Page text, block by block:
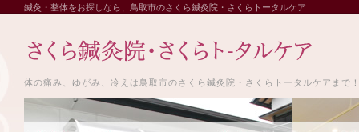
鍼灸・整体をお探しなら、鳥取市のさくら鍼灸院・さくらトータルケア
体の痛み、ゆがみ、冷えは鳥取市のさくら鍼灸院・さくらトータルケアまで